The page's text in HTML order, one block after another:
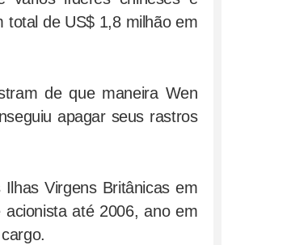
total de US$ 1,8 milhão em
de que maneira Wen
apagar seus rastros
Virgens Britânicas em
até 2006, ano em